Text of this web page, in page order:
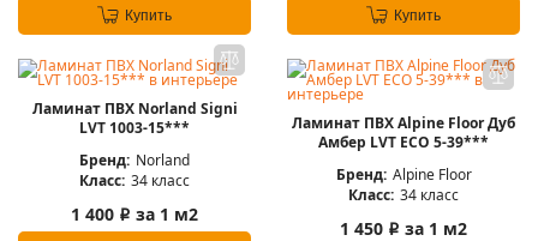
Купить Купить
Ламинат ПВХ Norland Signi
LVT 1003-15***
Бренд: Norland
Класс: 34 класс
1 400 i за 1 м2
Ламинат ПВХ Alpine Floor Дуб
Амбер LVT ЕСО 5-39***
Бренд: Alpine Floor
Класс: 34 класс
1 450 i за 1 м2